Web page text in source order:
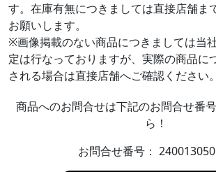
す。在庫有無につきましては直接店舗ま
お願いします。
※画像掲載のない商品につきましては当
定は行なっておりますが、実際の商品に
される場合は直接店舗へご確認ください。
商品へのお問合せは下記のお問合せ番
ら！
お問合せ番号：